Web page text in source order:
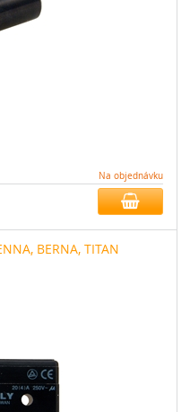
Na objednávku
BERNA, TITAN